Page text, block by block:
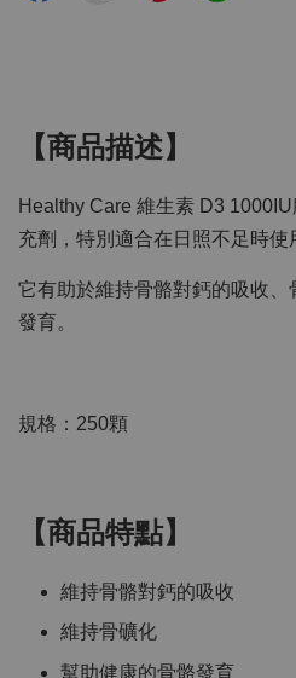
【商品描述】
Healthy Care 維生素 D3
充劑，特別適合在日照不足時使
它有助於維持骨骼對鈣的吸收
發育。
規格：250顆
【商品特點】
維持骨骼對鈣的吸收
維持骨礦化
幫助健康的骨骼發育